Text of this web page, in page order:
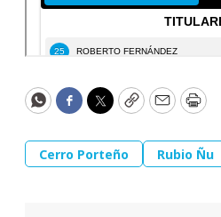
WhatsApp
Facebook
Twitter
CopyEmailPrint
Cerro Porteño Rubio Ñu